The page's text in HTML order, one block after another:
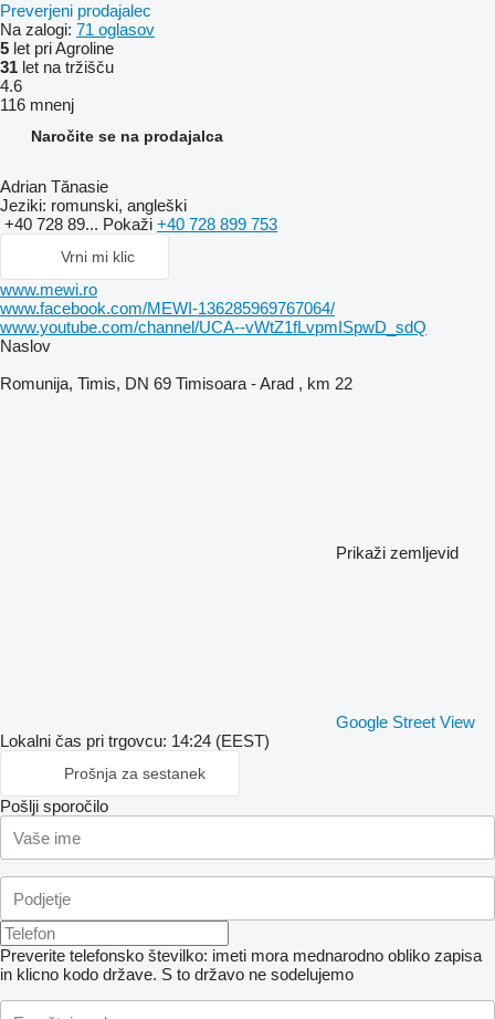
Preverjeni prodajalec
Na zalogi: 71 oglasov
5 let pri Agroline
31 let na tržišču
4.6
116 mnenj
Naročite se na prodajalca
Adrian Tănasie
Jeziki: romunski, angleški
+40 728 89... Pokaži +40 728 899 753
Vrni mi klic
www.mewi.ro
www.facebook.com/MEWI-136285969767064/
www.youtube.com/channel/UCA--vWtZ1fLvpmISpwD_sdQ
Naslov
Romunija, Timis, DN 69 Timisoara - Arad , km 22
Prikaži zemljevid
Google Street View
Lokalni čas pri trgovcu: 14:24 (EEST)
Prošnja za sestanek
Pošlji sporočilo
Preverite telefonsko številko: imeti mora mednarodno obliko zapisa
in klicno kodo države. S to državo ne sodelujemo